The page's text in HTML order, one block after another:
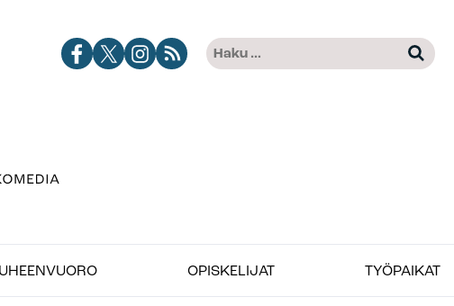
Jobimedian
Jobimedia
Jobimedia
Tilaa
Haku:
Kun tuloksia tulee, voit
OPISKELIJAT TYÖPAIKAT